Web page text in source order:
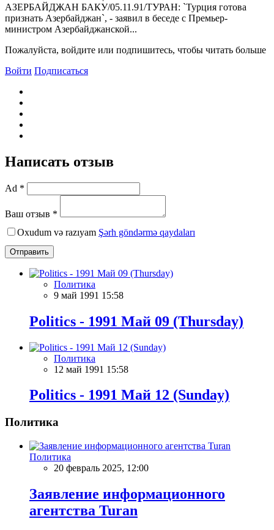
АЗЕРБАЙДЖАН БАКУ/05.11.91/ТУРАН: `Турция готова
признать Азербайджан`, - заявил в беседе с Премьер-
министром Азербайджанской...
Пожалуйста, войдите или подпишитесь, чтобы читать больше
Войти Подписаться
Написать отзыв
Ad *
Ваш отзыв *
Oxudum və razıyam Şərh göndərmə qaydaları
Отправить
Политика
9 май 1991 15:58
Politics - 1991 Май 09 (Thursday)
Политика
12 май 1991 15:58
Politics - 1991 Май 12 (Sunday)
Политика
Политика
20 февраль 2025, 12:00
Заявление информационного
агентства Turan